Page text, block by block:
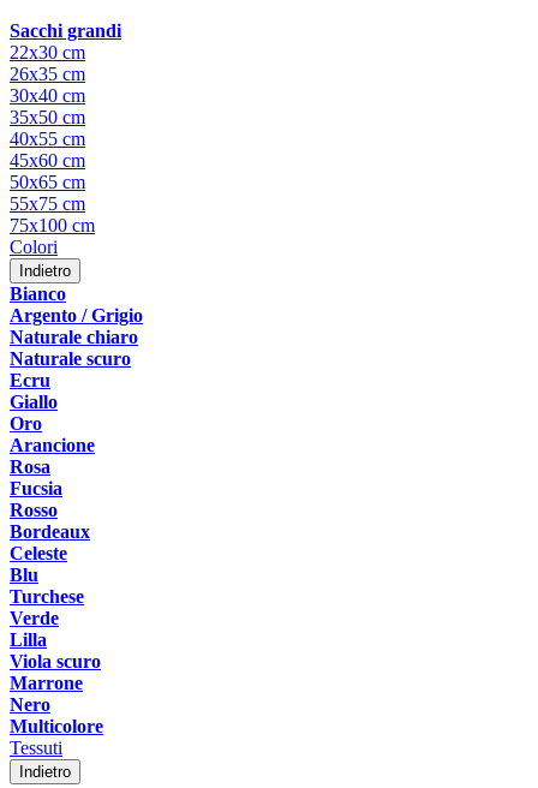
Sacchi grandi
22x30 cm
26x35 cm
30x40 cm
35x50 cm
40x55 cm
45x60 cm
50x65 cm
55x75 cm
75x100 cm
Colori
Indietro
Bianco
Argento / Grigio
Naturale chiaro
Naturale scuro
Ecru
Giallo
Oro
Arancione
Rosa
Fucsia
Rosso
Bordeaux
Celeste
Blu
Turchese
Verde
Lilla
Viola scuro
Marrone
Nero
Multicolore
Tessuti
Indietro